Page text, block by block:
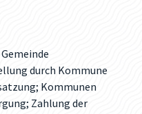
durch Kommune
Kommunen
Zahlung der